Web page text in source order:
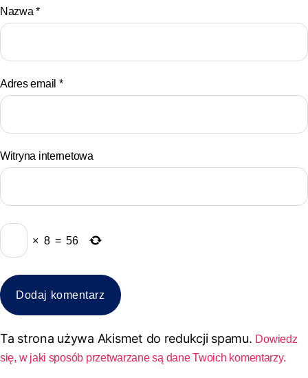
Nazwa*
Adres email *
Witryna internetowa
× 8 = 56
Ta strona używa Akismet do redukcji spamu. Dowiedz
się, w jaki sposób przetwarzane są dane Twoich komentarzy.